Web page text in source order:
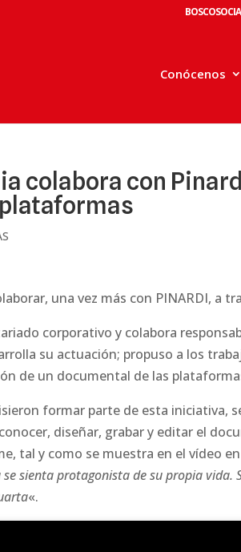
Conócenos
colabora con
una vez más con PINARDI, a
corporativo y colabora
su actuación; propuso a los
de un documental de las
formar parte de esta iniciativa,
diseñar, grabar y editar el
tal y como se muestra en el vídeo
sienta protagonista de su propia vida.
«.